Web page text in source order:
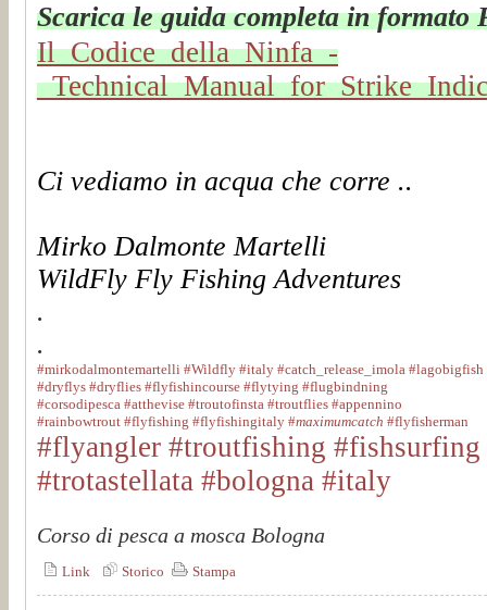
Scarica le guida completa in formato
Il_Codice_della_Ninfa_-
Ci vediamo in acqua che corre ..
Mirko Dalmonte Martelli
WildFly Fly Fishing Adventures
.
.
#mirkodalmontemartelli #Wildfly #italy #catch_release_imola #lagobigfish
#dryflys #dryflies #flyfishincourse #flytying #flugbindning
#corsodipesca #atthevise #troutofinsta #troutflies #appennino
#rainbowtrout #flyfishing #flyfishingitaly #maximumcatch #flyfisherman
#flyangler #troutfishing #fishsurfing
#trotastellata #bologna #italy
Corso di pesca a mosca Bologna
Link Storico Stampa